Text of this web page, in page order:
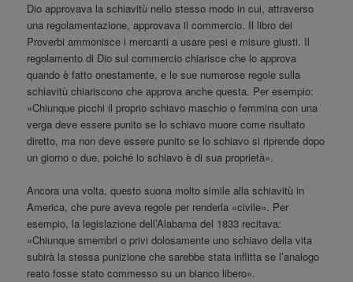
Dio approvava la schiavitù nello stesso modo in cui, attraverso
una regolamentazione, approvava il commercio. Il libro dei
Proverbi ammonisce i mercanti a usare pesi e misure giusti. Il
regolamento di Dio sul commercio chiarisce che lo approva
quando è fatto onestamente, e le sue numerose regole sulla
schiavitù chiariscono che approva anche questa. Per esempio:
«Chiunque picchi il proprio schiavo maschio o femmina con una
verga deve essere punito se lo schiavo muore come risultato
diretto, ma non deve essere punito se lo schiavo si riprende dopo
un giorno o due, poiché lo schiavo è di sua proprietà».
Ancora una volta, questo suona molto simile alla schiavitù in
America, che pure aveva regole per renderla «civile». Per
esempio, la legislazione dell’Alabama del 1833 recitava:
«Chiunque smembri o privi dolosamente uno schiavo della vita
subirà la stessa punizione che sarebbe stata inflitta se l’analogo
reato fosse stato commesso su un bianco libero».